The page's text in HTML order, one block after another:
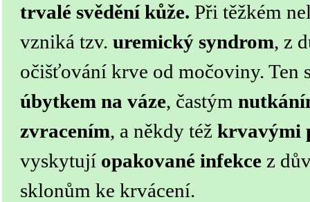
trvalé svědění kůže. Při těžkém
vzniká tzv. uremický syndrom, z
očišťování krve od močoviny. Ten
úbytkem na váze, častým
zvracením, a někdy též krvavými
vyskytují opakované infekce z
sklonům ke krvácení.